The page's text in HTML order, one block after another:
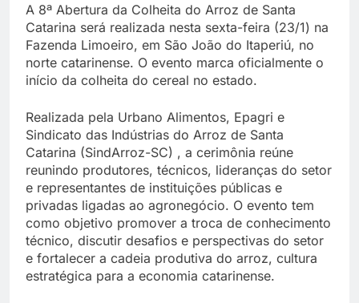
A 8ª Abertura da Colheita do Arroz de Santa
Catarina será realizada nesta sexta-feira (23/1) na
Fazenda Limoeiro, em São João do Itaperiú, no
norte catarinense. O evento marca oficialmente o
início da colheita do cereal no estado.
Realizada pela Urbano Alimentos, Epagri e
Sindicato das Indústrias do Arroz de Santa
Catarina (SindArroz-SC) , a cerimônia reúne
reunindo produtores, técnicos, lideranças do setor
e representantes de instituições públicas e
privadas ligadas ao agronegócio. O evento tem
como objetivo promover a troca de conhecimento
técnico, discutir desafios e perspectivas do setor
e fortalecer a cadeia produtiva do arroz, cultura
estratégica para a economia catarinense.